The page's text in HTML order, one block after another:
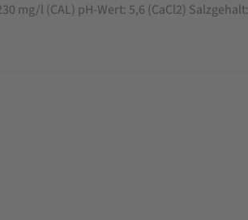
mg/l (CAL) pH-Wert: 5,6 (CaCl2)